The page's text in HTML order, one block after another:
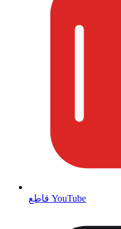
قاطع YouTube